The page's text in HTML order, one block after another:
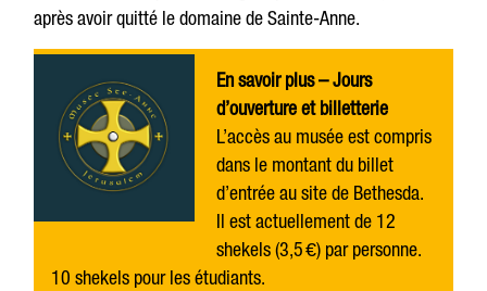
après avoir quitté le domaine de Sainte-Anne.
En savoir plus – Jours
d’ouverture et billetterie
L’accès au musée est compris
dans le montant du billet
d’entrée au site de Bethesda.
Il est actuellement de 12
shekels (3,5 €) par personne.
10 shekels pour les étudiants.